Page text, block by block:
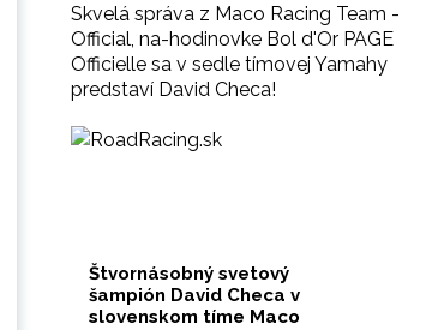
Skvelá správa z Maco Racing Team -
Official, na-hodinovke Bol d'Or PAGE
Officielle sa v sedle tímovej Yamahy
predstaví David Checa!
Štvornásobný svetový
šampión David Checa v
slovenskom tíme Maco